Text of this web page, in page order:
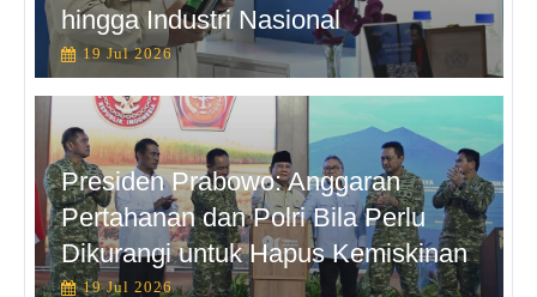
hingga Industri Nasional
19 Jul 2026
Presiden Prabowo: Anggaran
Pertahanan dan Polri Bila Perlu
Dikurangi untuk Hapus Kemiskinan
19 Jul 2026